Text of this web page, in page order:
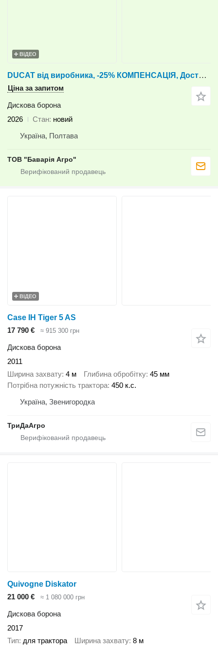
ВІДЕО
DUCAT від виробника, -25% КОМПЕНСАЦІЯ, Доставка
Ціна за запитом
Дискова борона
2026
Стан новий
Україна, Полтава
ТОВ "Баварія Агро"
ВІДЕО
Case IH Tiger 5 AS
17 790 €
≈ 915 300 грн
Дискова борона
2011
Ширина захвату 4 м Глибина обробітку 45 мм
Потрібна потужність трактора 450 к.с.
Україна, Звенигородка
ТриДаАгро
Quivogne Diskator
21 000 €
≈ 1 080 000 грн
Дискова борона
2017
Тип для трактора Ширина захвату 8 м